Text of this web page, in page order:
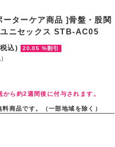
ーターケア商品 ]骨盤・股関
ニセックス STB-AC05
込)
20.05 %割引
)
ら約2週間後に付与されます。
商品です。（一部地域を除く）